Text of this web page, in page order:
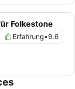
Folkestone
Erfahrung•9.6